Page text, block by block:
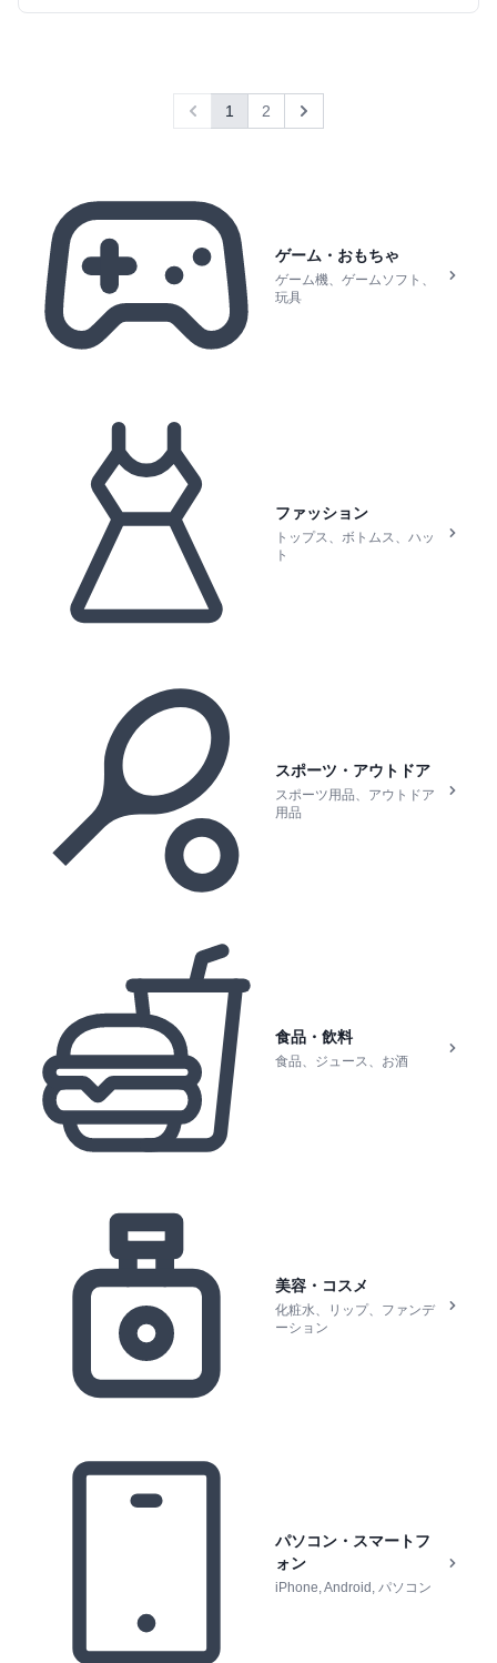
ゲーム・おもちゃ
ゲーム機、ゲームソフト、
玩具
ファッション
トップス、ボトムス、ハッ
ト
スポーツ・アウトドア
スポーツ用品、アウトドア
用品
食品・飲料
食品、ジュース、お酒
美容・コスメ
化粧水、リップ、ファンデ
ーション
パソコン・スマートフ
ォン
iPhone, Android, パソコン
Previous
1 2 Next